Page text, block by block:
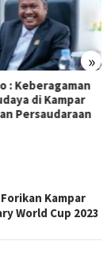
»
Jelantah dari
Siswa MAN
Eko
Kampar
World Cup 2023